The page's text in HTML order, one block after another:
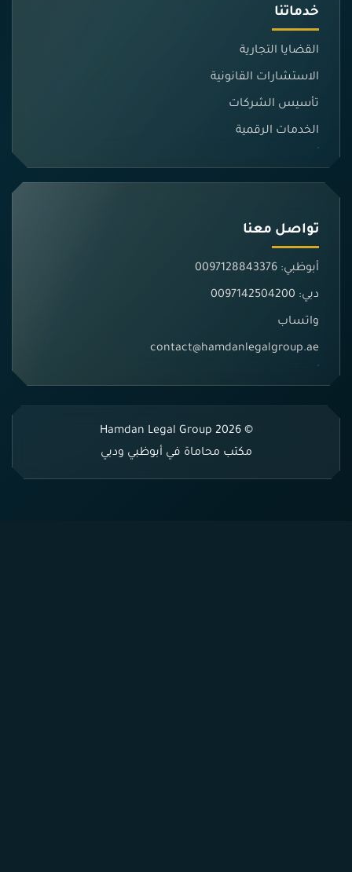
خدماتنا
القضايا التجارية
الاستشارات القانونية
تأسيس الشركات
الخدمات الرقمية
تواصل معنا
أبوظبي: 0097128843376
دبي: 0097142504200
واتساب
contact@hamdanlegalgroup.ae
© 2026 Hamdan Legal Group
مكتب محاماة في أبوظبي ودبي